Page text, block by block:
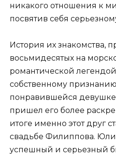
никакого отношения к
посвятив себя
История их знакомства,
восьмидесятых на
романтической
собственному
понравившейся
пришел его более
итоге именно этот друг
свадьбе Филиппова.
успешный и серьезный